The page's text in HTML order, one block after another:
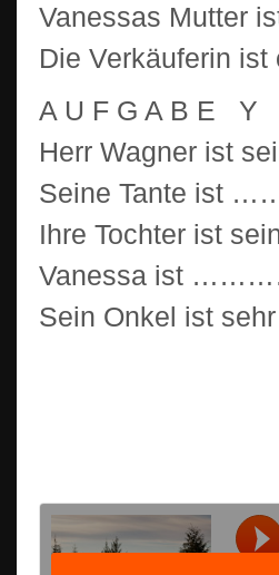
Vanessas Mutter
Die Verkäuferin ist
A U F G A B E Y
Herr Wagner
Seine Tante ist
Ihre Tochter ist
Vanessa ist
Sein Onkel ist